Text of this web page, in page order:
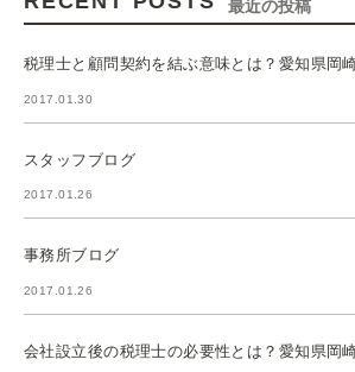
最近の投稿
税理士と顧問契約を結ぶ意味とは？愛知県岡
2017.01.30
スタッフブログ
2017.01.26
事務所ブログ
2017.01.26
会社設立後の税理士の必要性とは？愛知県岡